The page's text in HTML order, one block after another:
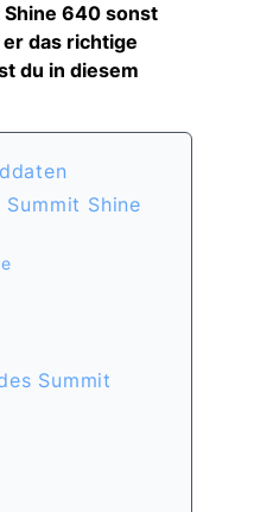
Shine 640 sonst
das richtige
du in diesem
Shine
Summit